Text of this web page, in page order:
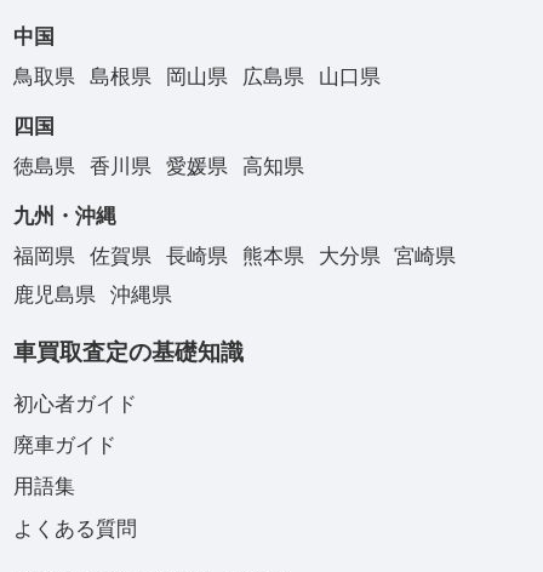
中国
鳥取県
島根県 岡山県 広島県 山口県
四国
徳島県
香川県 愛媛県 高知県
九州・沖縄
福岡県
佐賀県 長崎県 熊本県 大分県
宮崎県
鹿児島県
沖縄県
車買取査定の基礎知識
初心者ガイド
廃車ガイド
用語集
よくある質問